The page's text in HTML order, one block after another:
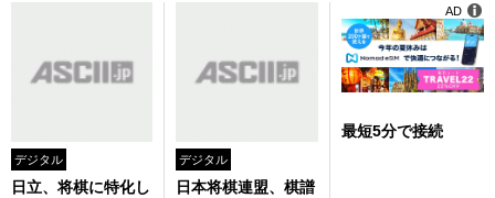
デジタル
日立、将棋に特化し
デジタル
日本将棋連盟、棋譜
最短5分で接続
AD